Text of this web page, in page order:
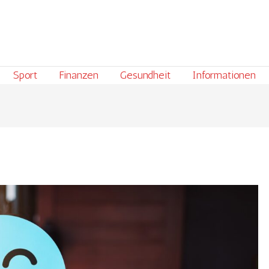
Sport Finanzen Gesundheit Informationen